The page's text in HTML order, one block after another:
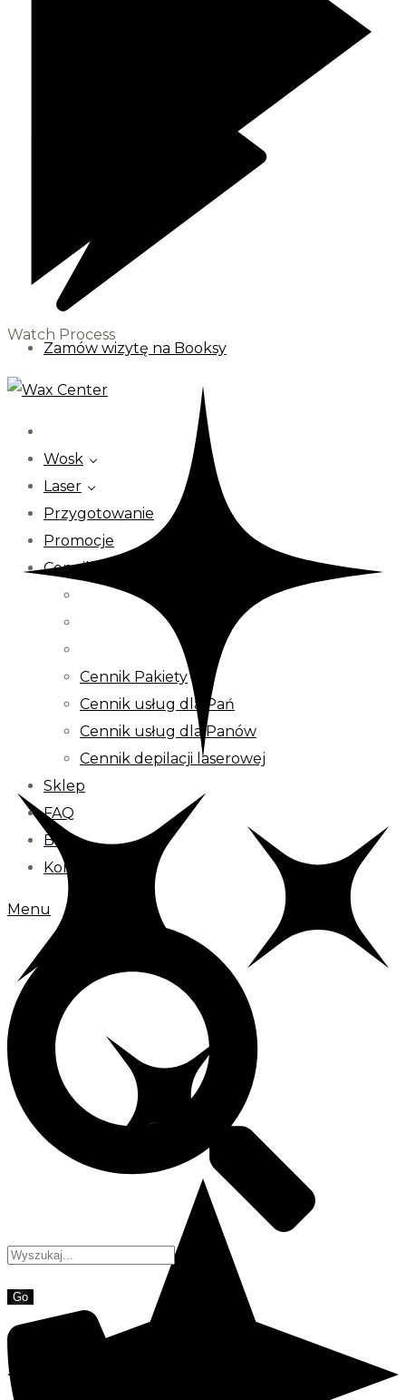
Zamów wizytę na Booksy
Wosk
Laser
Przygotowanie
Promocje
Cennik
Cennik Pakiety
Cennik usług dla Pań
Cennik usług dla Panów
Cennik depilacji laserowej
Sklep
FAQ
Blog
Kontakt
Menu
Watch Process